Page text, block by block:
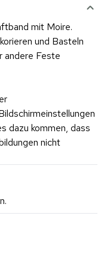
mit Moire.
und Basteln
andere Feste
dazu kommen, dass
nicht